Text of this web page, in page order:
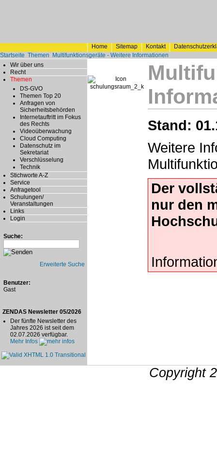
Home Sitemap Kontakt
Startseite Themen
Multifunktionsgeräte - Weitere Informationen
Wir über uns
Recht
Themen
DS-GVO
Themen Top 20
Anfragen von
Sicherheitsbehörden
Internetauftritt im Fokus
des Rechts
Videoüberwachung
Cloud Computing
Datenschutz im
Sekretariat
Verschlüsselung
Technik
Stichworte A-Z
Service
Anfragetool
Schulungen/
Veranstaltungen
Links
Login
Suche:
Erweiterte Suche
Benutzer:
Gast
ZENDAS Newsletter 05/2026
Der fünfte Newsletter des
Jahres 2026 ist seit dem
02.07.2026 verfügbar.
Mehr Infos
Stand:
Weitere
Der
nur den
Copyright